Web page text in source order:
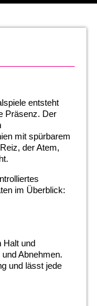
entsteht
Präsenz. Der
mit spürbarem
der Atem,
im Überblick:
Halt und
Abnehmen.
und lässt jede